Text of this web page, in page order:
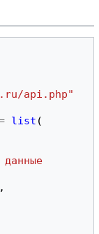
api.php"
list (
данные
,